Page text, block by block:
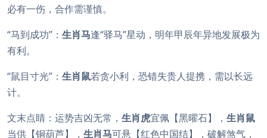
必有一伤，合作需谨慎。
“马到成功”： 生肖马逢“驿马”星动，明年甲辰年异地发展极为
有利。
“鼠目寸光”： 生肖鼠若贪小利，恐错失贵人提携，需以长远
计。
文末点睛：运势吉凶无常， 生肖虎宜佩【黑曜石】， 生肖鼠
当供【铜葫芦】， 生肖马可悬【红色中国结】，破解煞气，